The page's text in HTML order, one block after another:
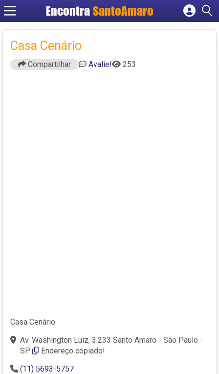
Encontra SantoAmaro
Cadastrar empresa
Casa Cenário
Compartilhar Avalie! 253
Casa Cenário
Av. Washington Luiz, 3.233 Santo Amaro - São Paulo -
SP
Endereço copiado!
(11) 5693-5757